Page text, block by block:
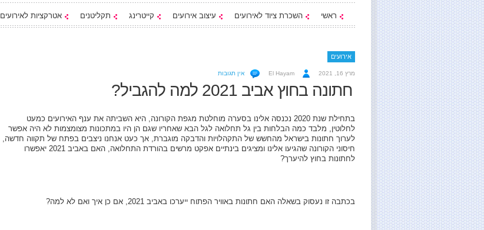
ראשי השכרת ציוד לאירועים עיצוב אירועים קייטרינג תקליטנים אטרקציות לאירועים
אירועים
מרץ 16, 2021 El Hayam אין תגובות
חתונה בחוץ אביב 2021 למה להגביל?
בתחילת שנת 2020 נכנסה אלינו בסערה מוחלטת מגפת הקורונה, היא השביתה את ענף האירועים כמעט
לחלוטין, מלבד כמה הבלחות בין גל תחלואה לגל הבא שאחריו שגם הן היו במתכונות מצומצמות לא היה אפשר
לערוך חתונות בישראל מהחשש של התקהלויות והדבקה מוגברת, אך כעט אנחנו ניצבים בפתח של תקווה חדשה,
חיסוני הקורונה שהגיעו אלינו ומציגים בינתיים אפקט מרשים בהורדת התחלואה, האם באביב 2021 יאפשרו
לחתונות בחוץ להיערך?
בכתבה זו נעסוק בשאלה האם חתונות באוויר הפתוח ייערכו באביב 2021, אם כן איך ואם לא למה?